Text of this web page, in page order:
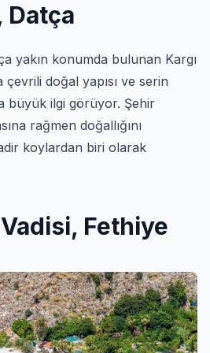
Datça
yakın konumda bulunan Kargı
doğal yapısı ve serin
büyük ilgi görüyor. Şehir
rağmen doğallığını
koylardan biri olarak
Fethiye